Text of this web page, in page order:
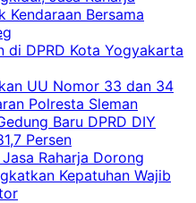
Kendaraan Bersama
di DPRD Kota Yogyakarta
UU Nomor 33 dan 34
Polresta Sleman
Baru DPRD DIY
Persen
Raharja Dorong
Kepatuhan Wajib